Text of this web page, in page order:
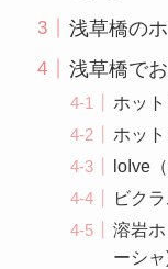
浅草橋の
浅草橋で
ホッ
ホッ
loIve
ビク
溶岩
ーシ